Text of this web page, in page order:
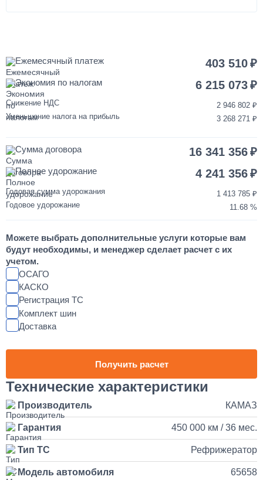
120 000
от 3 до 5 дней
от 2 до 3 дней
55 000
Установка магнитолы и динамиков в КАМАЗ
Наращивание кузова и бортов на КАМАЗ
150 000
от 5 до 10 дней
Установка и подключение рации с антенной на КАМАЗ
Ежемесячный платеж 403 510
Экономия по налогам 6 215 073
Снижение НДС
2 946 802
Уменьшение налога на прибыль
3 268 271
Сумма договора 16 341 356
Полное удорожание 4 241 356
Годовая сумма удорожания
1 413 785
Годовое удорожание
11.68
Можете выбрать дополнительные услуги которые вам
будут необходимы, и менеджер сделает расчет с их
учетом.
ОСАГО
КАСКО
Регистрация ТС
Комплект шин
Доставка
Получить расчет
Технические характеристики
Производитель КАМАЗ
Гарантия 450 000 км / 36 мес.
Тип ТС Рефрижератор
Модель автомобиля 65658